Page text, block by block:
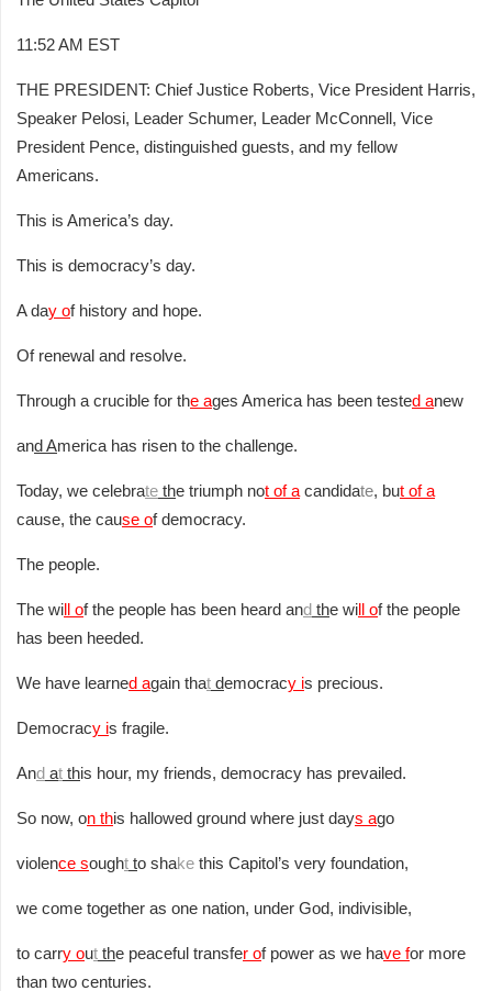
11:52 AM EST
THE PRESIDENT: Chief Justice Roberts, Vice President Harris,
Speaker Pelosi, Leader Schumer, Leader McConnell, Vice
President Pence, distinguished guests, and my fellow
Americans.
This is America’s day.
This is democracy’s day.
A day of history and hope.
Of renewal and resolve.
Through a crucible for the ages America has been tested anew
and America has risen to the challenge.
Today, we celebrate the triumph not of a candidate, but of a
cause, the cause of democracy.
The people.
The will of the people has been heard and the will of the people
has been heeded.
We have learned again that democracy is precious.
Democracy is fragile.
And at this hour, my friends, democracy has prevailed.
So now, on this hallowed ground where just days ago
violence sought to shake this Capitol’s very foundation,
we come together as one nation, under God, indivisible,
to carry out the peaceful transfer of power as we have for more
than two centuries.